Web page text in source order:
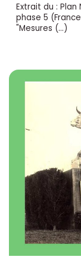
Extrait du :
phase 5
"Mesures (…)